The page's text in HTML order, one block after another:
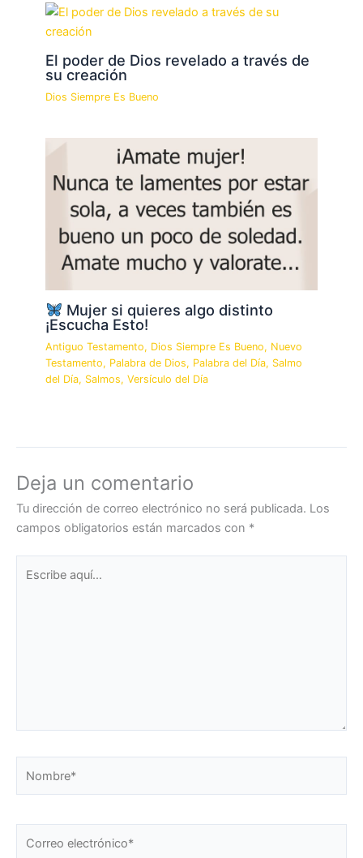
El poder de Dios revelado a través de
su creación
Dios Siempre Es Bueno
Mujer si quieres algo distinto
¡Escucha Esto!
Antiguo Testamento, Dios Siempre Es Bueno, Nuevo
Testamento, Palabra de Dios, Palabra del Día, Salmo
del Día, Salmos,Versículo del Día
Deja un comentario
Tu dirección de correo electrónico no será publicada. Los
campos obligatorios están marcados con *
aquí...
electrónico*